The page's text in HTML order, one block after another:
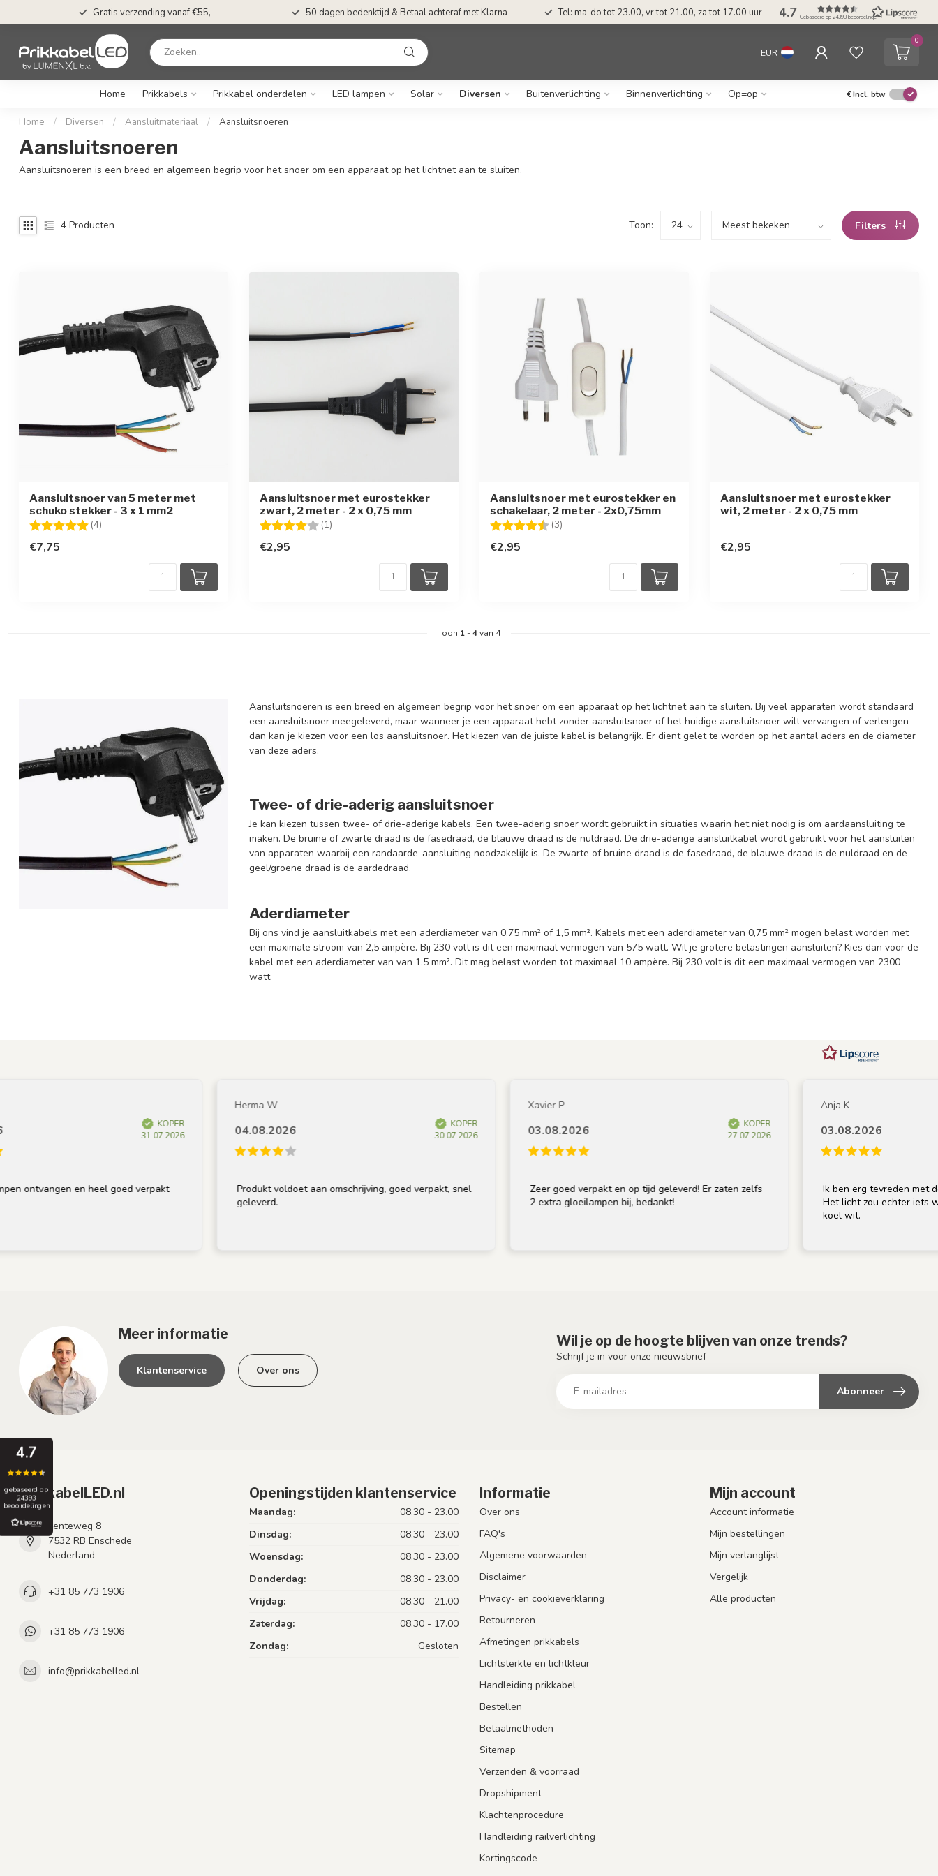
Gratis verzending vanaf €55,- 50 dagen bedenktijd & Betaal achteraf met Klarna Tel: ma-do tot 23.00, vr tot 21.00, za tot 17.00 uur 4.7 Gebaseerd op 24393 beoordelingen
EUR
0
Home Prikkabels Prikkabel onderdelen LED lampen Solar Diversen Buitenverlichting Binnenverlichting Op=op €Incl. btw
Home / Diversen / Aansluitmateriaal / Aansluitsnoeren
Aansluitsnoeren
Aansluitsnoeren is een breed en algemeen begrip voor het snoer om een apparaat op het lichtnet aan te sluiten.
4 Producten Toon: Filters
Aansluitsnoer van 5 meter met
schuko stekker - 3 x 1 mm2
Beoordeling: (4)
€7,75
Aansluitsnoer met eurostekker
zwart, 2 meter - 2 x 0,75 mm
Beoordeling: (1)
€2,95
Aansluitsnoer met eurostekker en
schakelaar, 2 meter - 2x0,75mm
Beoordeling: (3)
€2,95
Aansluitsnoer met eurostekker
wit, 2 meter - 2 x 0,75 mm
€2,95
Toon 1 -4van 4
Aansluitsnoeren is een breed en algemeen begrip voor het snoer om een apparaat op het lichtnet aan te sluiten. Bij veel apparaten wordt standaard
een aansluitsnoer meegeleverd, maar wanneer je een apparaat hebt zonder aansluitsnoer of het huidige aansluitsnoer wilt vervangen of verlengen
dan kan je kiezen voor een los aansluitsnoer. Het kiezen van de juiste kabel is belangrijk. Er dient gelet te worden op het aantal aders en de diameter
van deze aders.
Twee- of drie-aderig aansluitsnoer
Je kan kiezen tussen twee- of drie-aderige kabels. Een twee-aderig snoer wordt gebruikt in situaties waarin het niet nodig is om aardaansluiting te
maken. De bruine of zwarte draad is de fasedraad, de blauwe draad is de nuldraad. De drie-aderige aansluitkabel wordt gebruikt voor het aansluiten
van apparaten waarbij een randaarde-aansluiting noodzakelijk is. De zwarte of bruine draad is de fasedraad, de blauwe draad is de nuldraad en de
geel/groene draad is de aardedraad.
Aderdiameter
Bij ons vind je aansluitkabels met een aderdiameter van 0,75 mm² of 1,5 mm². Kabels met een aderdiameter van 0,75 mm² mogen belast worden met
een maximale stroom van 2,5 ampère. Bij 230 volt is dit een maximaal vermogen van 575 watt. Wil je grotere belastingen aansluiten? Kies dan voor de
kabel met een aderdiameter van van 1.5 mm². Dit mag belast worden tot maximaal 10 ampère. Bij 230 volt is dit een maximaal vermogen van 2300
watt.
KOPER
31.07.2026
ontvangen en heel goed verpakt
Herma W
04.08.2026
KOPER
30.07.2026
Produkt voldoet aan omschrijving, goed verpakt, snel
geleverd.
Xavier P
03.08.2026
KOPER
27.07.2026
Zeer goed verpakt en op tijd geleverd! Er zaten zelfs
2 extra gloeilampen bij, bedankt!
Anja K
03.08.2026
Ik ben erg tevreden met de
Het licht zou echter iets
koel wit.
4.7
gebaseerd op
24393
beoordelingen
Meer informatie
Klantenservice Over ons
Wil je op de hoogte blijven van onze trends?
Schrijf je in voor onze nieuwsbrief
Abonneer
PrikkabelLED.nl
Lenteweg 8
7532 RB Enschede
Nederland
+31 85 773 1906
+31 85 773 1906
info@prikkabelled.nl
Openingstijden klantenservice
Maandag:
08.30 - 23.00
Dinsdag:
08.30 - 23.00
Woensdag:
08.30 - 23.00
Donderdag:
08.30 - 23.00
Vrijdag:
08.30 - 21.00
Zaterdag:
08.30 - 17.00
Zondag:
Gesloten
Informatie
Over ons
FAQ's
Algemene voorwaarden
Disclaimer
Privacy- en cookieverklaring
Retourneren
Afmetingen prikkabels
Lichtsterkte en lichtkleur
Handleiding prikkabel
Bestellen
Betaalmethoden
Sitemap
Verzenden & voorraad
Dropshipment
Klachtenprocedure
Handleiding railverlichting
Kortingscode
Mijn account
Account informatie
Mijn bestellingen
Mijn verlanglijst
Vergelijk
Alle producten